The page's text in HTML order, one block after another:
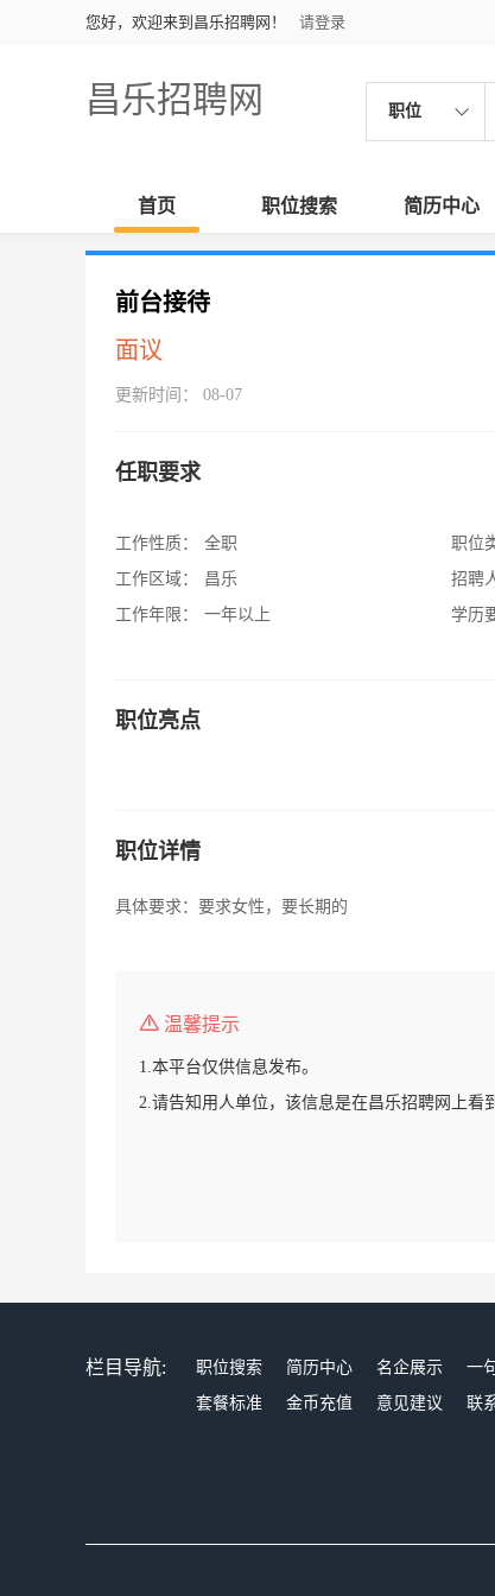
您好，欢迎来到昌乐招聘网！ 请登录
昌乐招聘网 职位
首页 职位搜索 简历中心
前台接待
面议
更新时间： 08-07
任职要求
工作性质：
全职
工作区域：
昌乐
工作年限：
一年以上
职位
招聘
学历
职位亮点
职位详情
具体要求：要求女性，要长期的
温馨提示
1.本平台仅供信息发布。
2.请告知用人单位，该信息是在昌乐招聘网上看
栏目导航: 职位搜索 简历中心 名企展示 一
套餐标准
金币充值 意见建议 联